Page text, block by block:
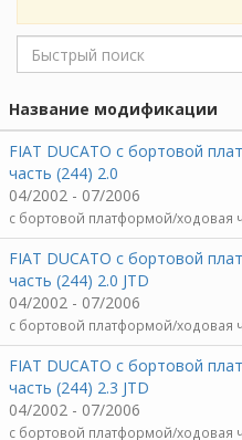
Название модификации
FIAT DUCATO c бортовой
часть (244) 2.0
04/2002 - 07/2006
c бортовой платформой/ходовая
FIAT DUCATO c бортовой
часть (244) 2.0 JTD
04/2002 - 07/2006
c бортовой платформой/ходовая
FIAT DUCATO c бортовой
часть (244) 2.3 JTD
04/2002 - 07/2006
c бортовой платформой/ходовая